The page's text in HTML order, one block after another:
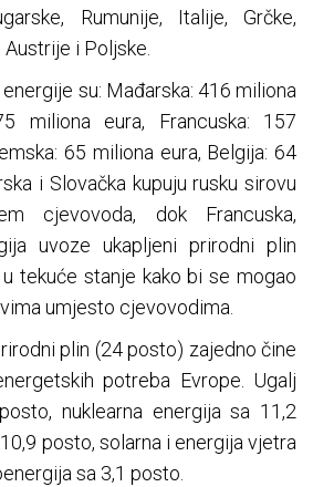
Rumunije, Italije, Grčke,
i Poljske.
su: Mađarska: 416 miliona
miliona eura, Francuska: 157
65 miliona eura, Belgija: 64
i Slovačka kupuju rusku sirovu
cjevovoda, dok Francuska,
uvoze ukapljeni prirodni plin
tekuće stanje kako bi se mogao
umjesto cjevovodima.
plin (24 posto) zajedno čine
potreba Evrope. Ugalj
nuklearna energija sa 11,2
posto, solarna i energija vjetra
sa 3,1 posto.